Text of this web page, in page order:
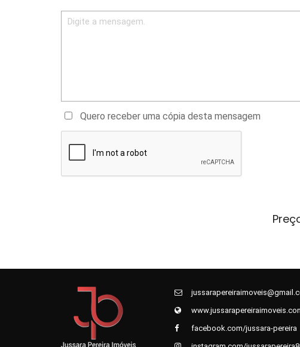
Quero receber uma cópia desta mensagem
facebook.com/jussara-pereira